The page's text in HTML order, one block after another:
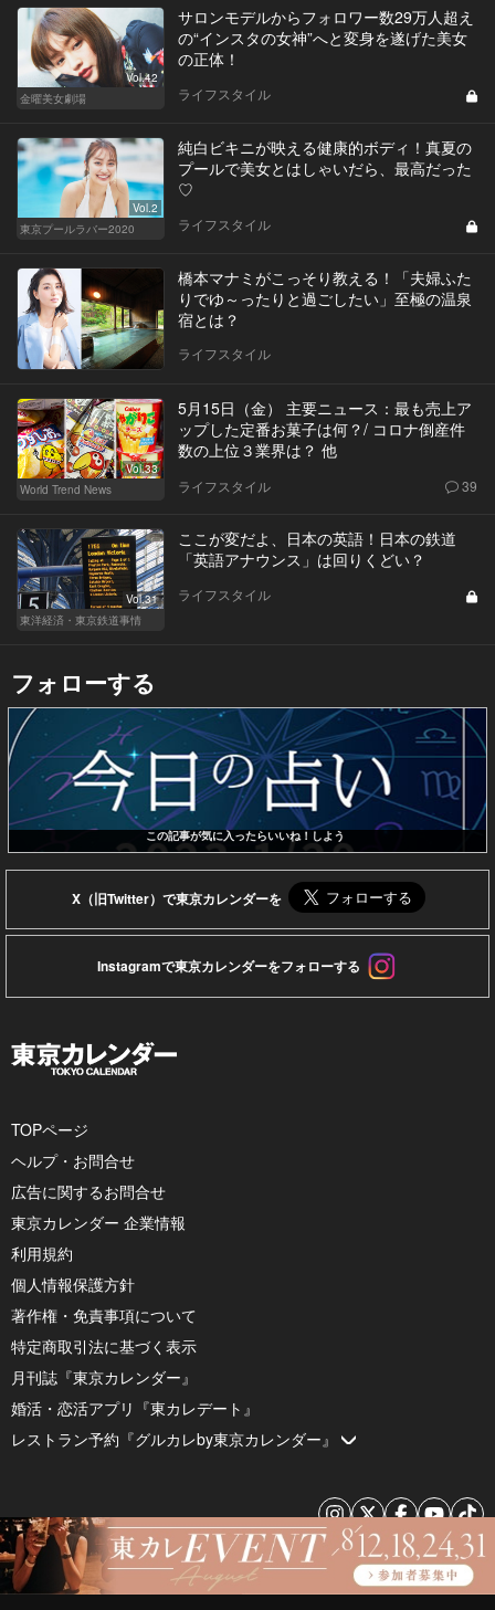
Vol.42
金曜美女劇場
サロンモデルからフォロワー数29万人超え
の“インスタの女神”へと変身を遂げた美女
の正体！
ライフスタイル
Vol.2
東京プールラバー2020
純白ビキニが映える健康的ボディ！真夏の
プールで美女とはしゃいだら、最高だった
♡
ライフスタイル
橋本マナミがこっそり教える！「夫婦ふた
りでゆ～ったりと過ごしたい」至極の温泉
宿とは？
ライフスタイル
Vol.33
World Trend News
5月15日（金） 主要ニュース：最も売上ア
ップした定番お菓子は何？/ コロナ倒産件
数の上位３業界は？ 他
ライフスタイル 39
Vol.31
東洋経済・東京鉄道事情
ここが変だよ、日本の英語！日本の鉄道
「英語アナウンス」は回りくどい？
ライフスタイル
フォローする
この記事が気に入ったらいいね！しよう
X（旧Twitter）で東京カレンダーを
Instagramで東京カレンダーをフォローする
TOPページ
ヘルプ・お問合せ
広告に関するお問合せ
東京カレンダー 企業情報
利用規約
個人情報保護方針
著作権・免責事項について
特定商取引法に基づく表示
月刊誌『東京カレンダー』
婚活・恋活アプリ『東カレデート』
レストラン予約『グルカレby東京カレンダー』
© 2026 by Tokyo Calendar, Inc.